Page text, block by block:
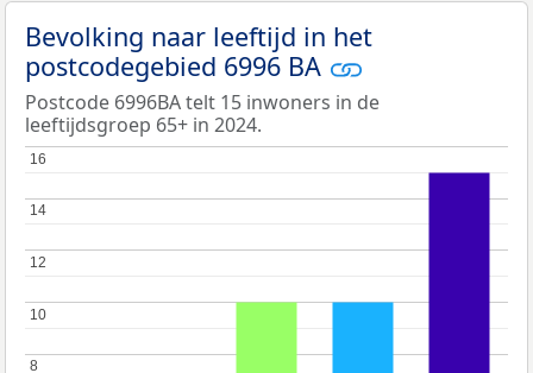
Bevolking naar leeftijd in het
postcodegebied 6996 BA
Postcode 6996BA telt 15 inwoners in de
leeftijdsgroep 65+ in 2024.
8
8
10
10
12
12
14
14
16
16